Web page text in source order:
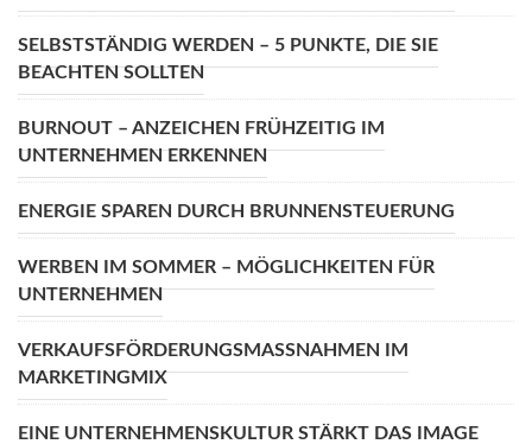
SELBSTSTÄNDIG WERDEN – 5 PUNKTE, DIE SIE
BEACHTEN SOLLTEN
BURNOUT – ANZEICHEN FRÜHZEITIG IM
UNTERNEHMEN ERKENNEN
ENERGIE SPAREN DURCH BRUNNENSTEUERUNG
WERBEN IM SOMMER – MÖGLICHKEITEN FÜR
UNTERNEHMEN
VERKAUFSFÖRDERUNGSMASSNAHMEN IM M
ARKETINGMIX
EINE UNTERNEHMENSKULTUR STÄRKT DAS IMAGE